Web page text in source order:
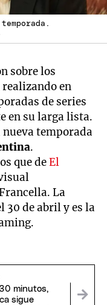
sobre los
en
de series
en su larga lista.
temporada
.
que deEl
La
30 de abril y es la
minutos,
sigue